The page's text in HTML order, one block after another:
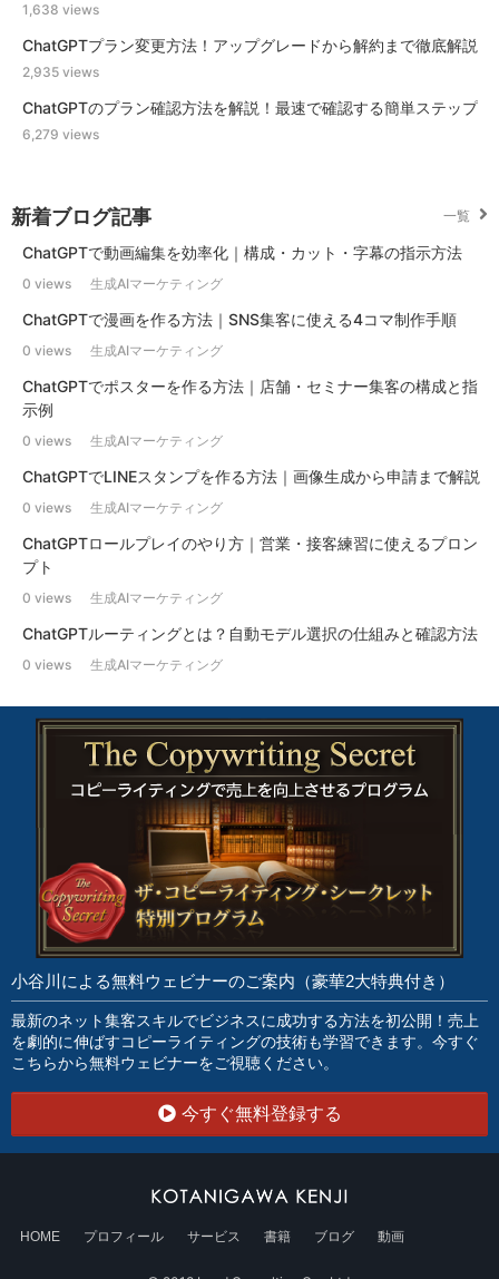
1,638 views
ChatGPTプラン変更方法！アップグレードから解約まで徹底解説
2,935 views
ChatGPTのプラン確認方法を解説！最速で確認する簡単ステップ
6,279 views
新着ブログ記事 一覧
ChatGPTで動画編集を効率化｜構成・カット・字幕の指示方法
0 views 生成AIマーケティング
ChatGPTで漫画を作る方法｜SNS集客に使える4コマ制作手順
0 views 生成AIマーケティング
ChatGPTでポスターを作る方法｜店舗・セミナー集客の構成と指
示例
0 views 生成AIマーケティング
ChatGPTでLINEスタンプを作る方法｜画像生成から申請まで解説
0 views 生成AIマーケティング
ChatGPTロールプレイのやり方｜営業・接客練習に使えるプロン
プト
0 views 生成AIマーケティング
ChatGPTルーティングとは？自動モデル選択の仕組みと確認方法
0 views 生成AIマーケティング
小谷川による無料ウェビナーのご案内（豪華2大特典付き）
最新のネット集客スキルでビジネスに成功する方法を初公開！売上
を劇的に伸ばすコピーライティングの技術も学習できます。今すぐ
こちらから無料ウェビナーをご視聴ください。
今すぐ無料登録する
HOME プロフィール サービス 書籍 ブログ 動画